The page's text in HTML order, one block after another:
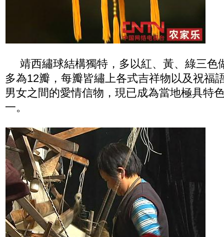
靖西繡球結構獨特，多以紅、黃、綠三色
多為12瓣，每瓣皆繡上各式吉祥物以及祝福
男女之間的愛情信物，現已成為當地極具特
一。